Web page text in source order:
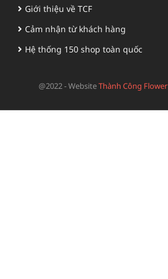
Giới thiệu về TCF
Cảm nhận từ khách hàng
Hệ thống 150 shop toàn quốc
@2022 - WebsiteThành Công Flower